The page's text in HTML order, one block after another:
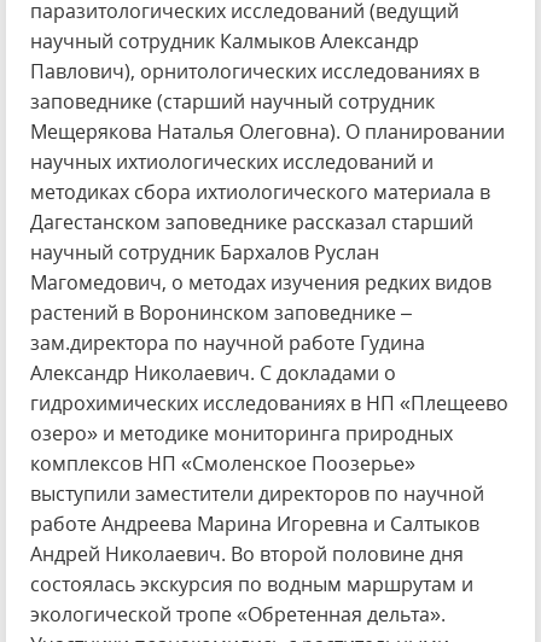
паразитологических исследований (ведущий
научный сотрудник Калмыков Александр
Павлович), орнитологических исследованиях в
заповеднике (старший научный сотрудник
Мещерякова Наталья Олеговна). О планировании
научных ихтиологических исследований и
методиках сбора ихтиологического материала в
Дагестанском заповеднике рассказал старший
научный сотрудник Бархалов Руслан
Магомедович, о методах изучения редких видов
растений в Воронинском заповеднике –
зам.директора по научной работе Гудина
Александр Николаевич. С докладами о
гидрохимических исследованиях в НП «Плещеево
озеро» и методике мониторинга природных
комплексов НП «Смоленское Поозерье»
выступили заместители директоров по научной
работе Андреева Марина Игоревна и Салтыков
Андрей Николаевич. Во второй половине дня
состоялась экскурсия по водным маршрутам и
экологической тропе «Обретенная дельта».